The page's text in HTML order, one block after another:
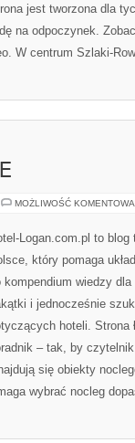
jest tworzona dla
na odpoczynek.
W centrum Szlaki-
MOŻLIWOŚĆ
Logan.com.pl to
który pomaga
kompendium wiedzy
i jednocześnie
hoteli. Strona
– tak, by
się obiekty
wybrać nocleg